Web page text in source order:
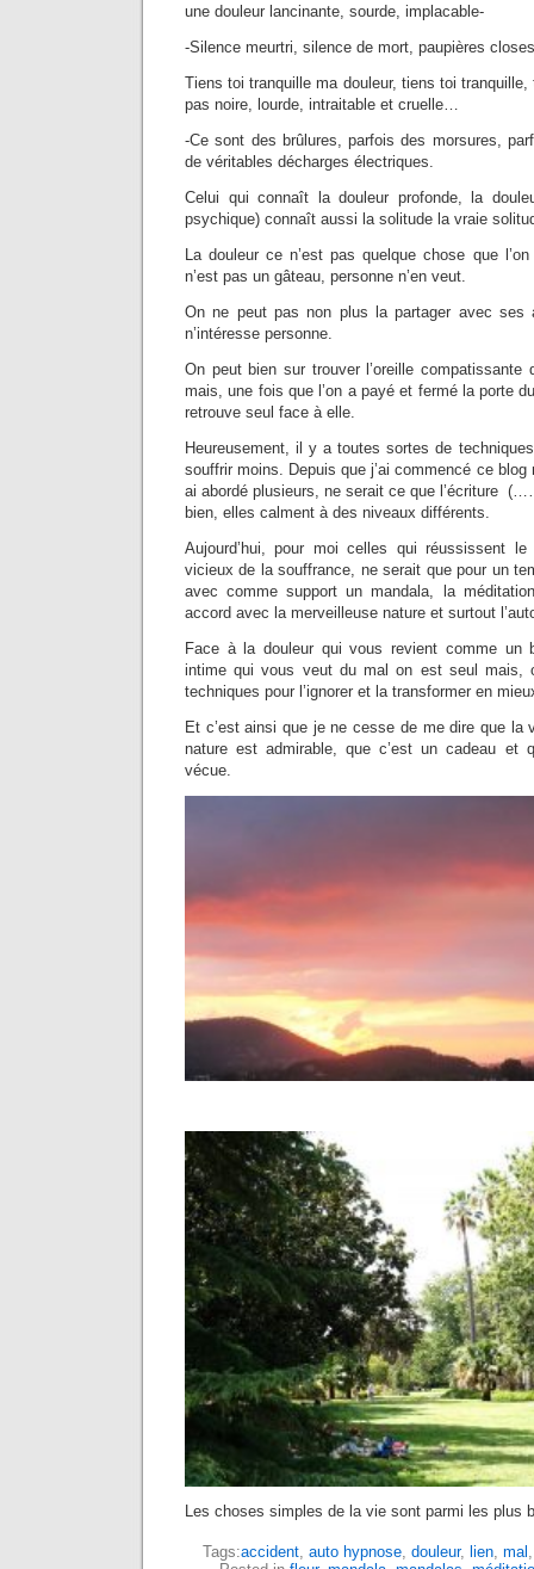
une douleur lancinante, sourde, implacable-
-Silence meurtri, silence de mort, paupières
Tiens toi tranquille ma douleur, tiens toi
pas noire, lourde, intraitable et cruelle…
-Ce sont des brûlures, parfois des morsures,
de véritables décharges électriques.
Celui qui connaît la douleur profonde, la
psychique) connaît aussi la solitude la vraie
La douleur ce n’est pas quelque chose que
n’est pas un gâteau, personne n’en veut.
On ne peut pas non plus la partager avec
n’intéresse personne.
On peut bien sur trouver l’oreille compatissante
mais, une fois que l’on a payé et fermé la porte
retrouve seul face à elle.
Heureusement, il y a toutes sortes de
souffrir moins. Depuis que j’ai commencé ce blog
ai abordé plusieurs, ne serait ce que
bien, elles calment à des niveaux différents.
Aujourd’hui, pour moi celles qui réussissent
vicieux de la souffrance, ne serait que pour un
avec comme support un mandala, la
accord avec la merveilleuse nature et surtout
Face à la douleur qui vous revient comme un
intime qui vous veut du mal on est seul mais,
techniques pour l’ignorer et la transformer en
Et c’est ainsi que je ne cesse de me dire que la
nature est admirable, que c’est un cadeau et
vécue.
Les choses simples de la vie sont parmi les plus
Tags:accident, auto hypnose, douleur, lien, mal